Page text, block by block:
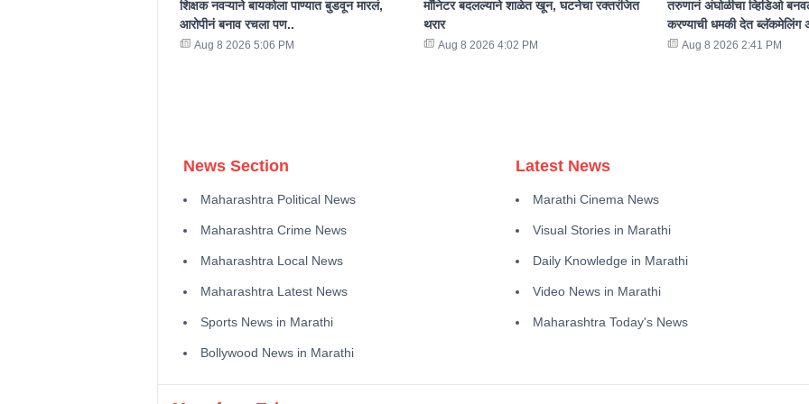
शिक्षक नवऱ्याने बायकोला पाण्यात बुडवून मारलं,
आरोपीनं बनाव रचला पण..
Aug 8 2026 5:06 PM
मॉनिटर बदलल्याने शाळेत खून, घटनेचा रक्तरंजित
थरार
Aug 8 2026 4:02 PM
तरुणानं अंघोळीचा व्हिडिओ
करण्याची धमकी देत ब्लॅकमेलिंग
Aug 8 2026 2:41 PM
News Section
Maharashtra Political News
Maharashtra Crime News
Maharashtra Local News
Maharashtra Latest News
Sports News in Marathi
Bollywood News in Marathi
Latest News
Marathi Cinema News
Visual Stories in Marathi
Daily Knowledge in Marathi
Video News in Marathi
Maharashtra Today's News